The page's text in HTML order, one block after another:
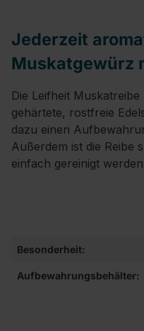
Jederzeit
Muskatgewürz
Die Leifheit
gehärtete, rostfreie
dazu einen
Außerdem ist die Reibe
einfach gereinigt
Besonderheit:
Aufbewahrungsbehälter: